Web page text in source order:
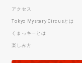
アクセス
Tokyo Mystery Circusとは
くまっキーとは
楽しみ方